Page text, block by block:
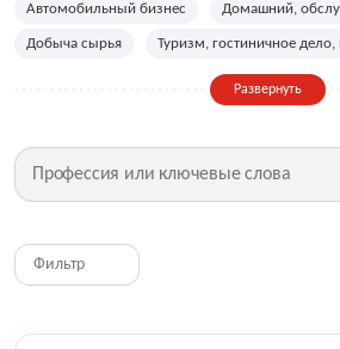
Автомобильный бизнес Домашний,
Добыча сырья Туризм, гостиничное дело,
Дизайн, искусство,
Фитнес, красота, спорт Страхование
Медицина, фармацевтика Маркетинг, PR,
HR, управление персоналом
Топ менеджмент, руководители
Развернуть
Фильтр